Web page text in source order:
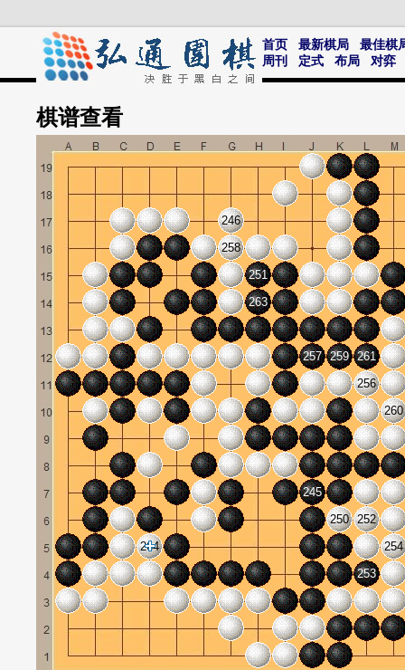
首页 最新棋局
最佳棋
周刊
定式 布局 对弈
棋谱查看
245
246
250
251
252
253
254
256
257
258
259
260
261
263
264